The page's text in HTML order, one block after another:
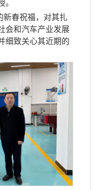
。
新春祝福，对其扎
会和汽车产业发展
细致关心其近期的